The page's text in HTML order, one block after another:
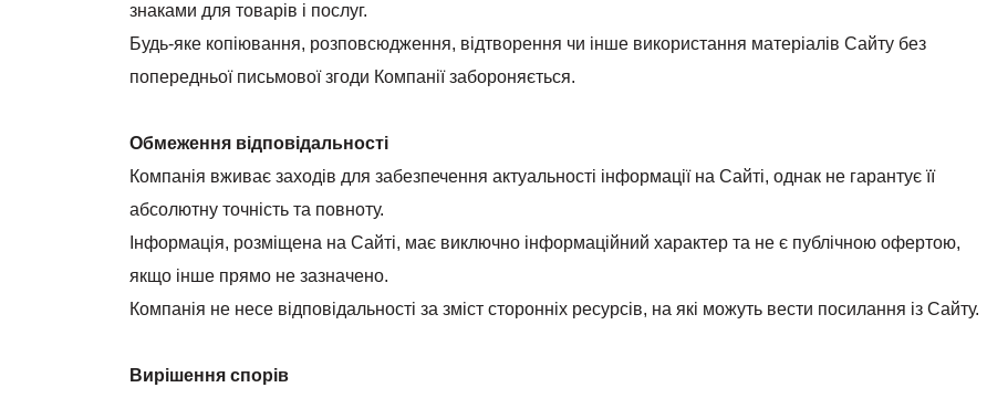
знаками для товарів і послуг.
Будь-яке копіювання, розповсюдження, відтворення чи інше використання матеріалів Сайту без
попередньої письмової згоди Компанії забороняється.
Обмеження відповідальності
Компанія вживає заходів для забезпечення актуальності інформації на Сайті, однак не гарантує її
абсолютну точність та повноту.
Інформація, розміщена на Сайті, має виключно інформаційний характер та не є публічною офертою,
якщо інше прямо не зазначено.
Компанія не несе відповідальності за зміст сторонніх ресурсів, на які можуть вести посилання із Сайту.
Вирішення спорів